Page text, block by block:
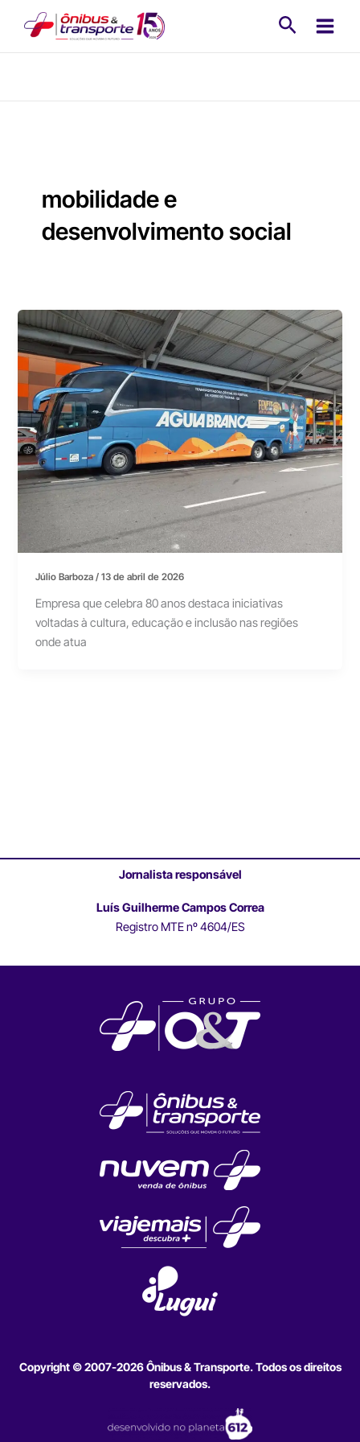
mobilidade e
desenvolvimento social
Júlio Barboza/13 de abril de 2026
Empresa que celebra 80 anos destaca iniciativas
voltadas à cultura, educação e inclusão nas regiões
onde atua
Jornalista responsável
Luís Guilherme Campos Correa
Registro MTE nº 4604/ES
Copyright © 2007-2026 Ônibus & Transporte. Todos os direitos
reservados.